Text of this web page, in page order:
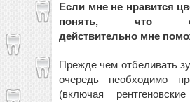
Если мне не нравится
понять, что
действительно мне
Прежде чем отбеливать
очередь необходимо
(включая